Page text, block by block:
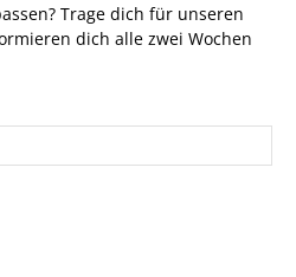
Trage dich für unseren
dich alle zwei Wochen